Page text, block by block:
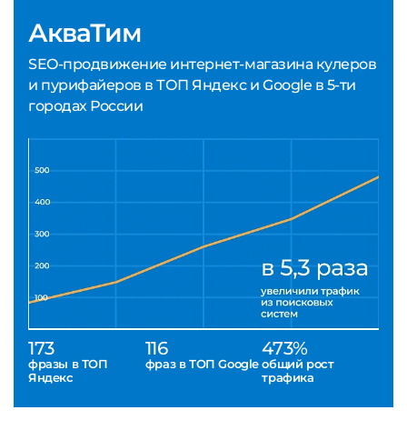
АкваТим
SEO-продвижение интернет-магазина кулеров
и пурифайеров в ТОП Яндекс и Google в 5-ти
городах России
173
фразы в ТОП
Яндекс
116
фраз в ТОП Google
473%
общий рост
трафика